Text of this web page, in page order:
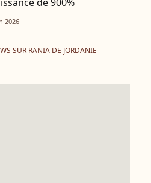
2026
SUR RANIA DE JORDANIE